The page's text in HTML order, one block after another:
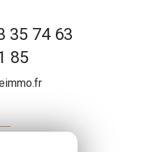
35 74 63
85